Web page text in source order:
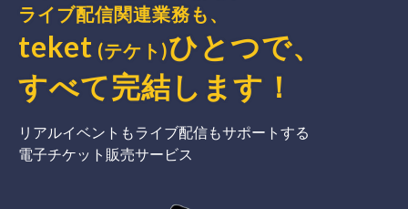
ライブ配信関連業務も、
teket (テケト)ひとつで、
すべて完結 します ！
リアルイベントもライブ配信もサポートする
電子チケット販売サービス